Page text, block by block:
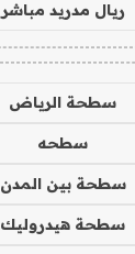
ريال مدريد مباشر
سطحة الرياض
سطحه
سطحة بين المدن
سطحة هيدروليك